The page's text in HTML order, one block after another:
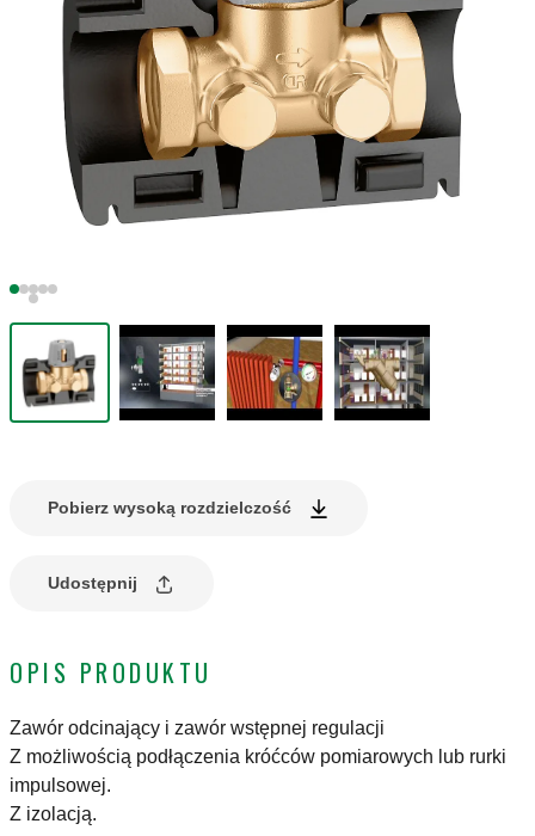
Pobierz wysoką rozdzielczość
Udostępnij
OPIS PRODUKTU
Zawór odcinający i zawór wstępnej regulacji
Z możliwością podłączenia króćców pomiarowych lub rurki
impulsowej.
Z izolacją.